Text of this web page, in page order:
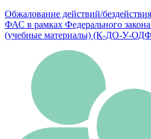
Обжалование действий/
ФАС в рамках Федерального
(учебные материалы) (К-ДО-У-